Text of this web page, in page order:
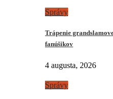
Správy
Trápenie
fanúšikov
4 augusta, 2026
Správy